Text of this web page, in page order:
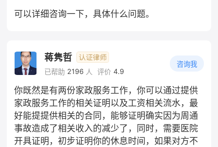
可以详细咨询一下，具体什么问题。
蒋隽哲
已帮助 2196 人 评价 4.9
咨询我
你既然是有两份家政服务工作，你可以通过提供
家政服务工作的相关证明以及工资相关流水，最
好能提提供相关的合同，能够证明确实因为周通
事故造成了相关收入的减少了，同时，需要医院
开具证明，初步证明你的休息时间，如果对方不